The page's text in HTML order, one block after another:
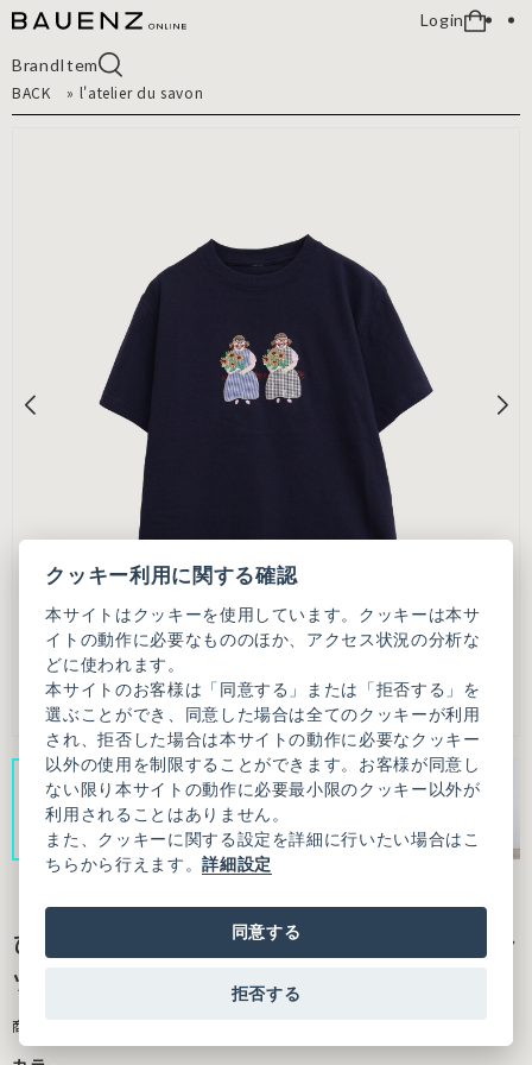
Login
BrandItem
BACK
» l'atelier du savon
ひまわりおばあちゃん アップリケ刺繍Tシャ
ツ
商品番号：7301CT015261F17
クッキー利用に関する確認
本サイトはクッキーを使用しています。クッキーは本サ
イトの動作に必要なもののほか、アクセス状況の分析な
どに使われます。
本サイトのお客様は「同意する」または「拒否する」を
選ぶことができ、同意した場合は全てのクッキーが利用
され、拒否した場合は本サイトの動作に必要なクッキー
以外の使用を制限することができます。お客様が同意し
ない限り本サイトの動作に必要最小限のクッキー以外が
利用されることはありません。
また、クッキーに関する設定を詳細に行いたい場合はこ
ちらから行えます。詳細設定
同意する
拒否する